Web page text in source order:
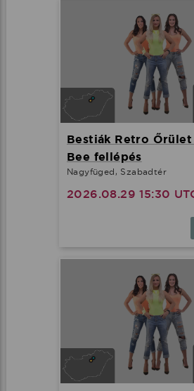
Bestiák Retro Őrület
Bee fellépés
Nagyfüged, Szabadtér
2026.08.29 15:30